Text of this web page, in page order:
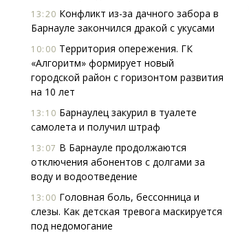
13:20 Конфликт из-за дачного забора в
Барнауле закончился дракой с укусами
10:00 Территория опережения. ГК
«Алгоритм» формирует новый
городской район с горизонтом развития
на 10 лет
13:10 Барнаулец закурил в туалете
самолета и получил штраф
13:07 В Барнауле продолжаются
отключения абонентов с долгами за
воду и водоотведение
13:00 Головная боль, бессонница и
слезы. Как детская тревога маскируется
под недомогание